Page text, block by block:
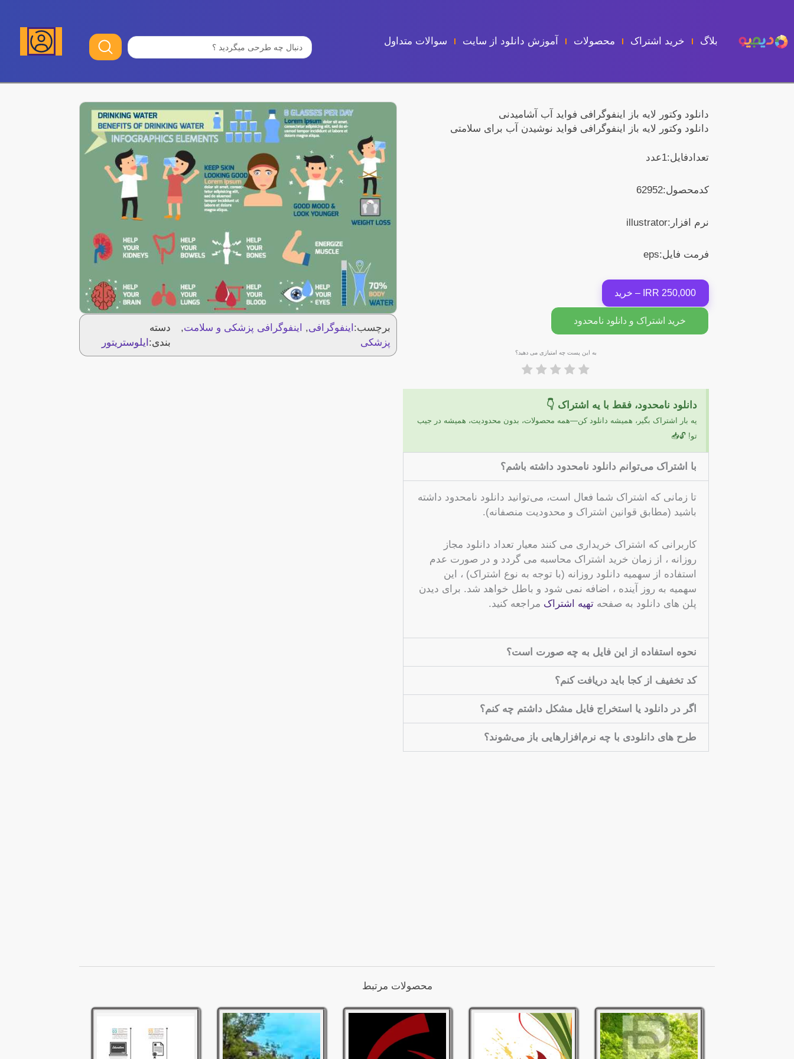
محتوا
بلاگ خرید اشتراک محصولات آموزش دانلود از سایت سوالات متداول
جستجو
...
دانلود وکتور لایه باز اینفوگرافی فواید آب آشامیدنی
دانلود وکتور لایه باز اینفوگرافی فواید نوشیدن آب برای سلامتی
تعدادفایل:1عدد
کدمحصول:62952
نرم افزار:illustrator
فرمت فایل:eps
250,000 IRR – خرید
خرید اشتراک و دانلود نامحدود
به این پست چه امتیازی می دهید؟
دانلود نامحدود، فقط با یه اشتراک 👇
یه بار اشتراک بگیر، همیشه دانلود کن—همه محصولات، بدون محدودیت، همیشه در جیب
تو! 🔓📥
با اشتراک می‌توانم دانلود نامحدود داشته باشم؟
تا زمانی که اشتراک شما فعال است، می‌توانید دانلود نامحدود داشته
باشید (مطابق قوانین اشتراک و محدودیت منصفانه).
کاربرانی که اشتراک خریداری می کنند معیار تعداد دانلود مجاز
روزانه ، از زمان خرید اشتراک محاسبه می گردد و در صورت عدم
استفاده از سهمیه دانلود روزانه (با توجه به نوع اشتراک) ، این
سهمیه به روز آینده ، اضافه نمی شود و باطل خواهد شد. برای دیدن
پلن های دانلود به صفحهتهیه اشتراک مراجعه کنید.
نحوه استفاده از این فایل به چه صورت است؟
کد تخفیف از کجا باید دریافت کنم؟
اگر در دانلود یا استخراج فایل مشکل داشتم چه کنم؟
طرح های دانلودی با چه نرم‌افزارهایی باز می‌شوند؟
برچسب: اینفوگرافی, اینفوگرافی پزشکی و سلامت,
پزشکی
دسته
بندی: ایلوستریتور
محصولات مرتبط